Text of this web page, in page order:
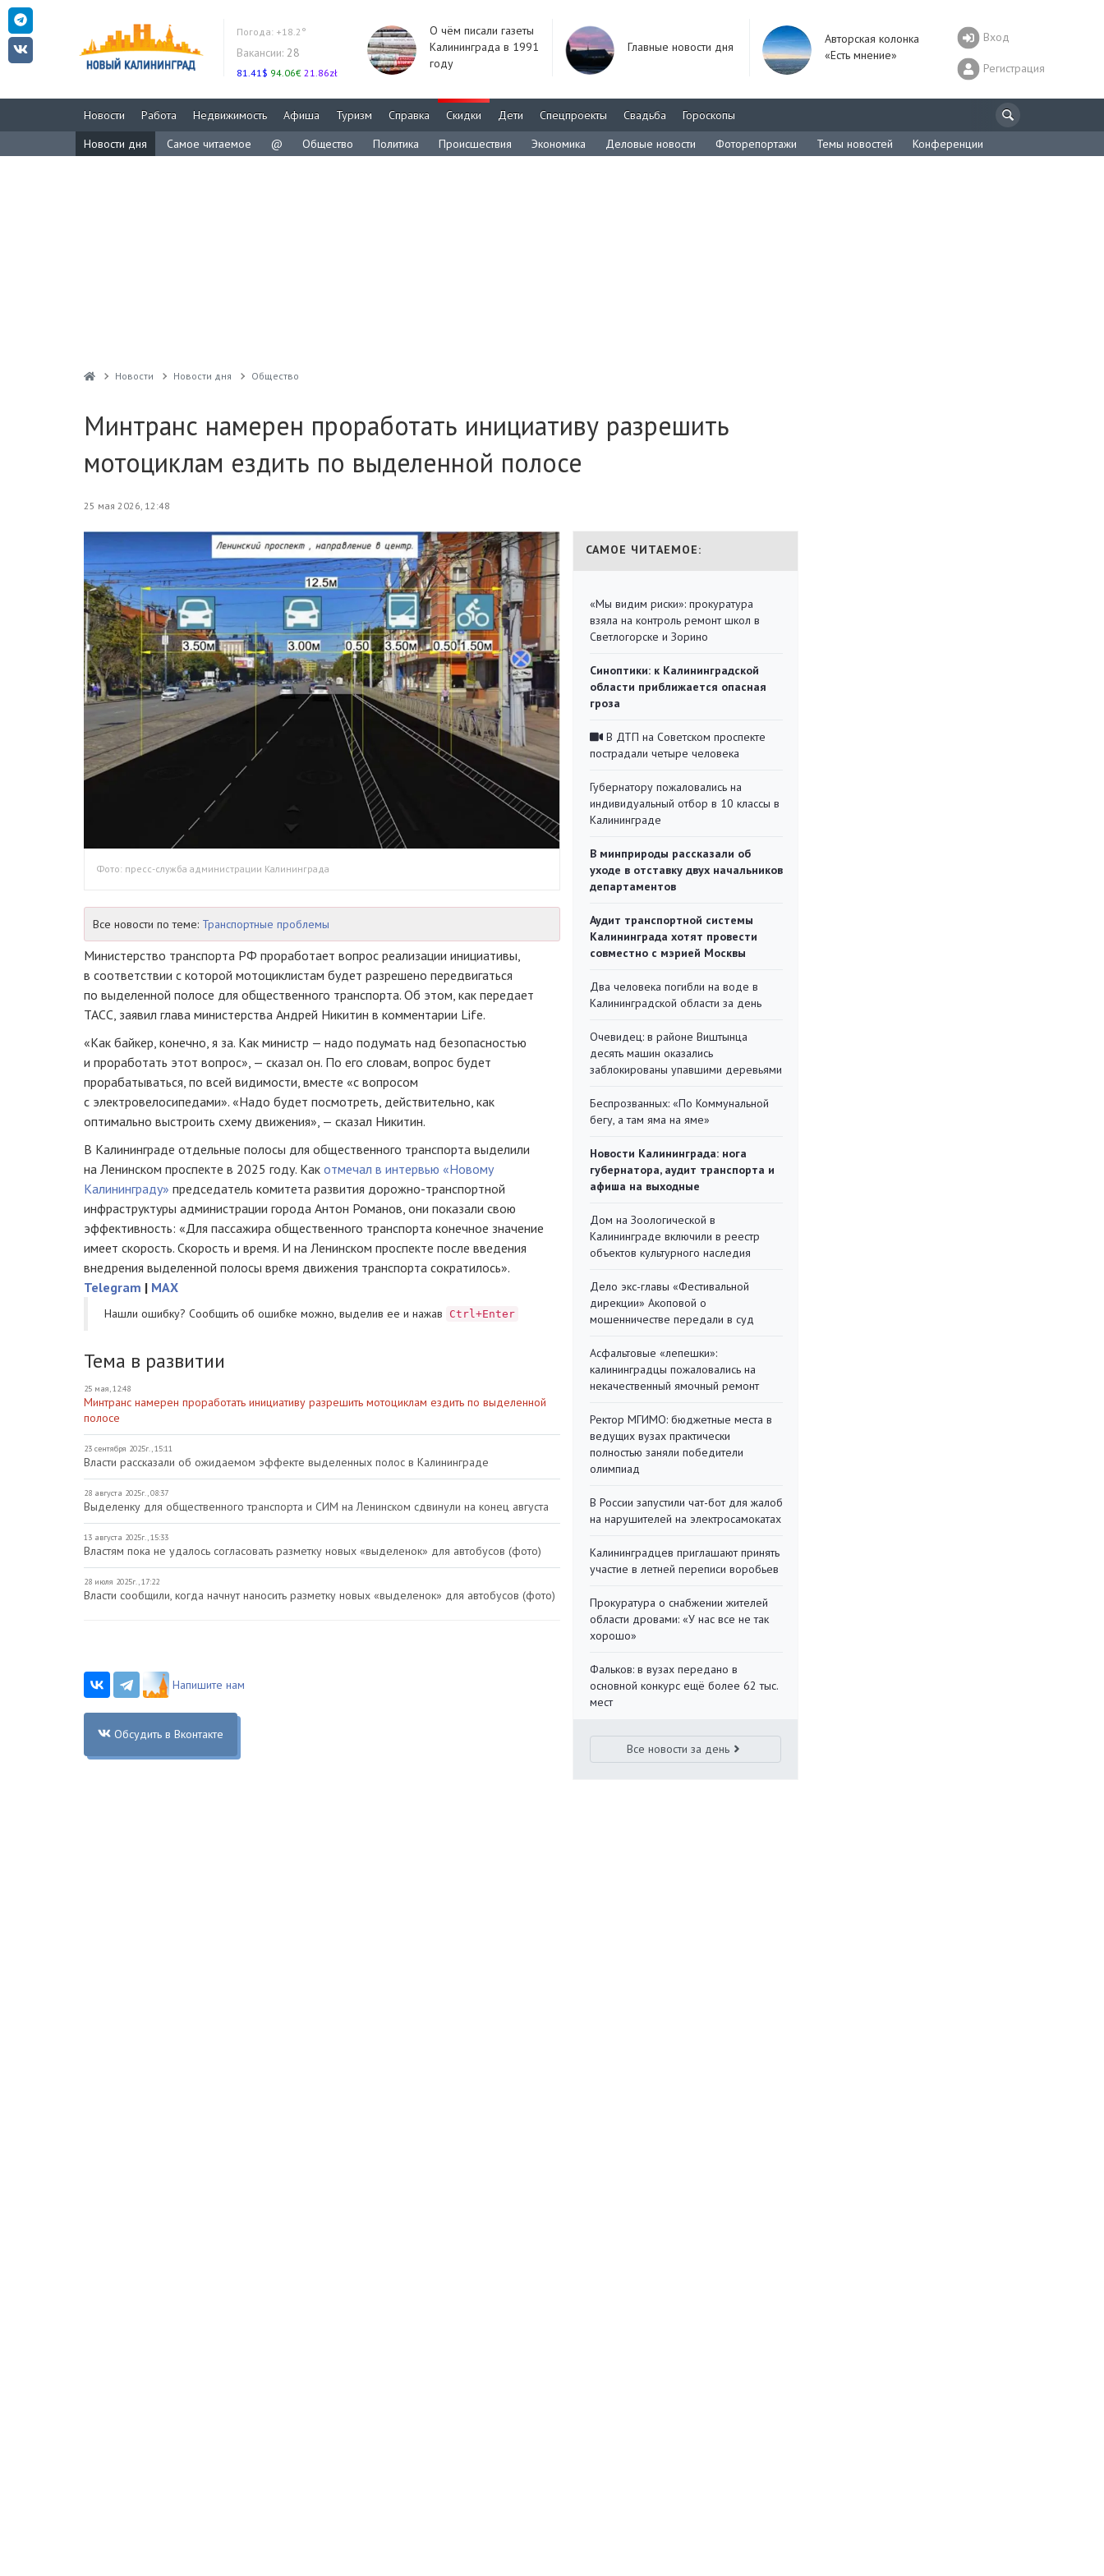
Погода: +18.2°
Вакансии: 28
81.41$ 94.06€ 21.86zł
О чём писали газеты
Калининграда в 1991
году
Главные новости дня
Авторская колонка
«Есть мнение»
Вход
Регистрация
Новости Работа Недвижимость Афиша Туризм Справка Скидки Дети Спецпроекты Свадьба
Гороскопы
Новости дня
Самое читаемое @ Общество Политика Происшествия Экономика Деловые новости Фоторепортажи Темы новостей Конференции
Новости Новости дня Общество
Минтранс намерен проработать инициативу разрешить
мотоциклам ездить по выделенной полосе
25 мая 2026, 12:48
Фото: пресс-служба администрации Калининграда
Все новости по теме: Транспортные проблемы
Министерство транспорта РФ проработает вопрос реализации инициативы,
в соответствии с которой мотоциклистам будет разрешено передвигаться
по выделенной полосе для общественного транспорта. Об этом, как передает
ТАСС, заявил глава министерства Андрей Никитин в комментарии Life.
«Как байкер, конечно, я за. Как министр — надо подумать над безопасностью
и проработать этот вопрос», — сказал он. По его словам, вопрос будет
прорабатываться, по всей видимости, вместе «с вопросом
с электровелосипедами». «Надо будет посмотреть, действительно, как
оптимально выстроить схему движения», — сказал Никитин.
В Калининграде отдельные полосы для общественного транспорта выделили
на Ленинском проспекте в 2025 году. Как отмечал в интервью «Новому
Калининграду» председатель комитета развития дорожно-транспортной
инфраструктуры администрации города Антон Романов, они показали свою
эффективность: «Для пассажира общественного транспорта конечное значение
имеет скорость. Скорость и время. И на Ленинском проспекте после введения
внедрения выделенной полосы время движения транспорта сократилось».
Telegram | MAX
Нашли ошибку? Cообщить об ошибке можно, выделив ее и нажав Ctrl+Enter
Тема в развитии
25 мая, 12:48
Минтранс намерен проработать инициативу разрешить мотоциклам ездить по выделенной
полосе
23 сентября 2025г., 15:11
Власти рассказали об ожидаемом эффекте выделенных полос в Калининграде
28 августа 2025г., 08:37
Выделенку для общественного транспорта и СИМ на Ленинском сдвинули на конец августа
13 августа 2025г., 15:33
Властям пока не удалось согласовать разметку новых «выделенок» для автобусов (фото)
28 июля 2025г., 17:22
Власти сообщили, когда начнут наносить разметку новых «выделенок» для автобусов (фото)
Напишите нам
Обсудить в Вконтакте
САМОЕ ЧИТАЕМОЕ:
«Мы видим риски»: прокуратура
взяла на контроль ремонт школ в
Светлогорске и Зорино
Синоптики: к Калининградской
области приближается опасная
гроза
В ДТП на Советском проспекте
пострадали четыре человека
Губернатору пожаловались на
индивидуальный отбор в 10 классы в
Калининграде
В минприроды рассказали об
уходе в отставку двух начальников
департаментов
Аудит транспортной системы
Калининграда хотят провести
совместно с мэрией Москвы
Два человека погибли на воде в
Калининградской области за день
Очевидец: в районе Виштынца
десять машин оказались
заблокированы упавшими деревьями
Беспрозванных: «По Коммунальной
бегу, а там яма на яме»
Новости Калининграда: нога
губернатора, аудит транспорта и
афиша на выходные
Дом на Зоологической в
Калининграде включили в реестр
объектов культурного наследия
Дело экс-главы «Фестивальной
дирекции» Акоповой о
мошенничестве передали в суд
Асфальтовые «лепешки»:
калининградцы пожаловались на
некачественный ямочный ремонт
Ректор МГИМО: бюджетные места в
ведущих вузах практически
полностью заняли победители
олимпиад
В России запустили чат-бот для жалоб
на нарушителей на электросамокатах
Калининградцев приглашают принять
участие в летней переписи воробьев
Прокуратура о снабжении жителей
области дровами: «У нас все не так
хорошо»
Фальков: в вузах передано в
основной конкурс ещё более 62 тыс.
мест
Все новости за день